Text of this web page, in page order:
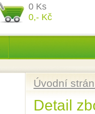
0 Ks
0,- Kč
Úvodní
Detail